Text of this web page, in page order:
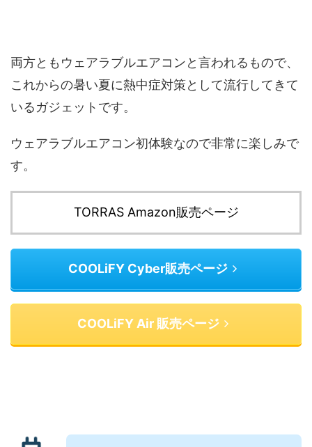
両方ともウェアラブルエアコンと言われるもので、
これからの暑い夏に熱中症対策として流行してきて
いるガジェットです。
ウェアラブルエアコン初体験なので非常に楽しみで
す。
TORRAS Amazon販売ページ
COOLiFY Cyber販売ページ
COOLiFY Air 販売ページ